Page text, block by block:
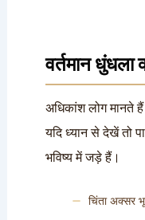
वर्तमान धुंधला
अधिकांश लोग मानते
यदि ध्यान से देखें तो
भविष्य में जड़े हैं।
चिंता अक्सर